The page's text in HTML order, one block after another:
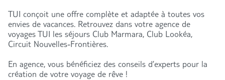
TUI conçoit une offre complète et adaptée à toutes vos
envies de vacances. Retrouvez dans votre agence de
voyages TUI les séjours Club Marmara, Club Lookéa,
Circuit Nouvelles-Frontières.
En agence, vous bénéficiez des conseils d’experts pour la
création de votre voyage de rêve !